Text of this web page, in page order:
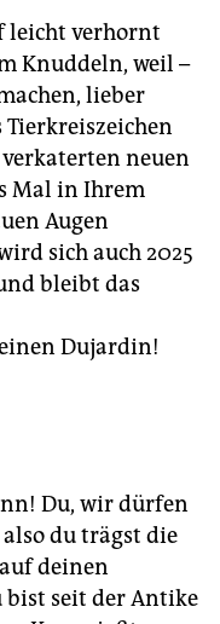
leicht verhornt
Knuddeln, weil –
lieber
Tierkreiszeichen
neuen
Mal in Ihrem
Augen
sich auch 2025
bleibt das
Dujardin!
Du, wir dürfen
du trägst die
deinen
bist seit der Antike